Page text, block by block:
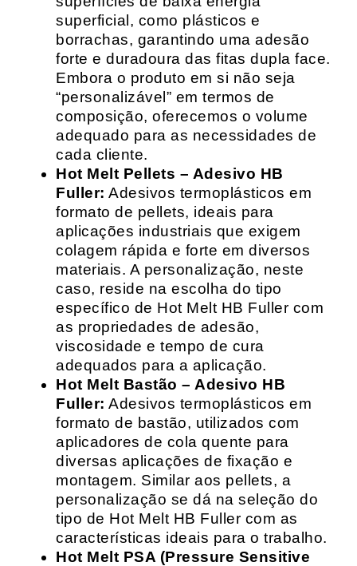
superficial, como plásticos e
borrachas, garantindo uma adesão
forte e duradoura das fitas dupla face.
Embora o produto em si não seja
“personalizável” em termos de
composição, oferecemos o volume
adequado para as necessidades de
cada cliente.
Hot Melt Pellets – Adesivo HB
Fuller: Adesivos termoplásticos em
formato de pellets, ideais para
aplicações industriais que exigem
colagem rápida e forte em diversos
materiais. A personalização, neste
caso, reside na escolha do tipo
específico de Hot Melt HB Fuller com
as propriedades de adesão,
viscosidade e tempo de cura
adequados para a aplicação.
Hot Melt Bastão – Adesivo HB
Fuller: Adesivos termoplásticos em
formato de bastão, utilizados com
aplicadores de cola quente para
diversas aplicações de fixação e
montagem. Similar aos pellets, a
personalização se dá na seleção do
tipo de Hot Melt HB Fuller com as
características ideais para o trabalho.
Hot Melt PSA (Pressure Sensitive